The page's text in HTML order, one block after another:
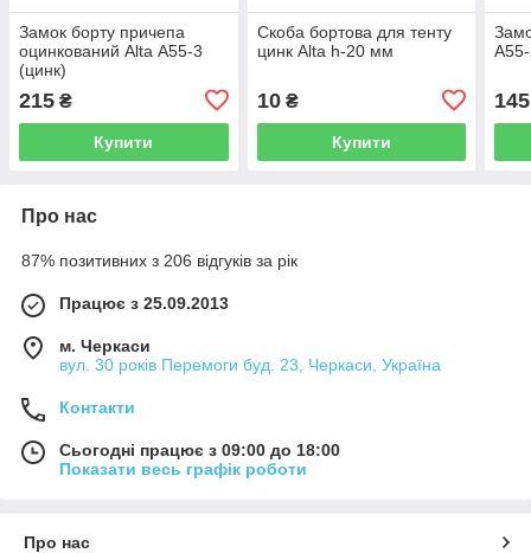
Замок борту причепа
оцинкований Alta А55-3
(цинк)
215 ₴
Купити
Скоба бортова для тенту
цинк Alta h-20 мм
10₴
Купити
145
Про нас
87% позитивних з 206 відгуків за рік
Працює з 25.09.2013
м. Черкаси
вул. 30 років Перемоги буд. 23, Черкаси, Україна
Контакти
Сьогодні працює з 09:00 до 18:00
Показати весь графік роботи
Про нас